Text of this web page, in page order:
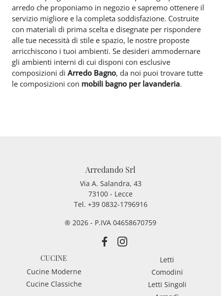
arredo che proponiamo in negozio e sapremo ottenere il
servizio migliore e la completa soddisfazione. Costruite
con materiali di prima scelta e disegnate per rispondere
alle tue necessità di stile e spazio, le nostre proposte
arricchiscono i tuoi ambienti. Se desideri ammodernare
gli ambienti interni di cui disponi con esclusive
composizioni di Arredo Bagno, da noi puoi trovare tutte
le composizioni con mobili bagno per lavanderia.
Arredando Srl
Via A. Salandra, 43
73100 - Lecce
Tel. +39 0832-1796916
® 2026 - P.IVA 04658670759
CUCINE
Cucine Moderne
Cucine Classiche
Letti
Comodini
Letti Singoli